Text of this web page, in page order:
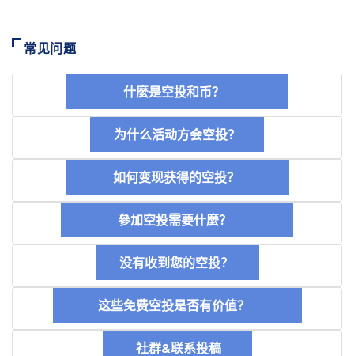
常见问题
什麼是空投和币？
为什么活动方会空投？
如何变现获得的空投？
參加空投需要什麼？
没有收到您的空投？
这些免费空投是否有价值？
社群&联系投稿